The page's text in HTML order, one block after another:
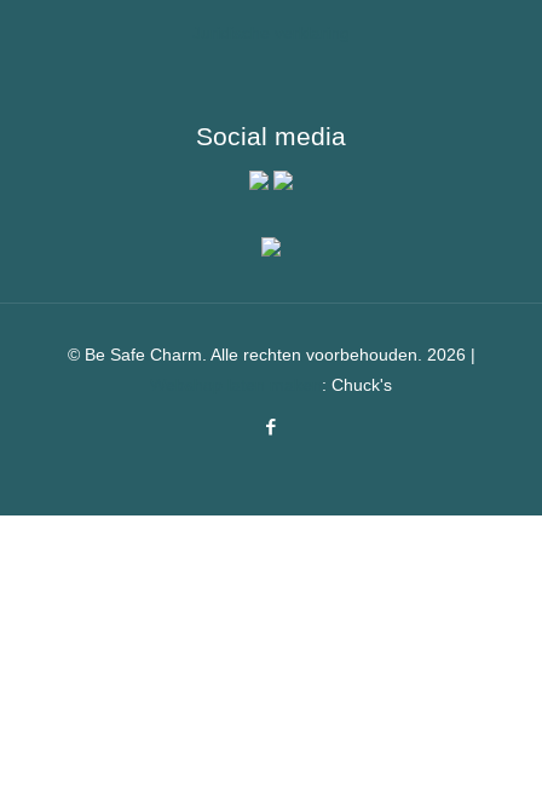
Social media
© Be Safe Charm. Alle rechten voorbehouden. 2026 |
: Chuck's